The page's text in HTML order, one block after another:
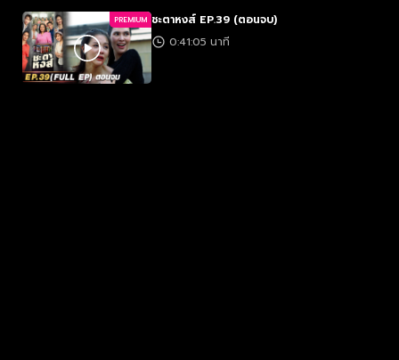
PREMIUM ชะตาหงส์ EP.39 (ตอนจบ)
0:41:05 นาที